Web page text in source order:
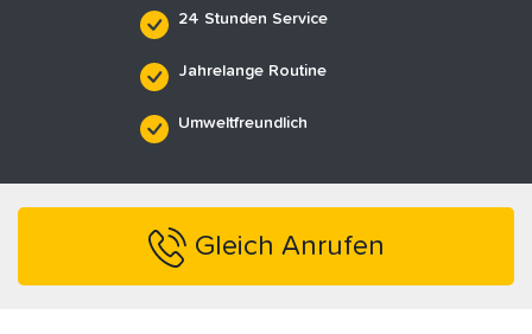
24 Stunden Service
Jahrelange Routine
Umweltfreundlich
Gleich Anrufen